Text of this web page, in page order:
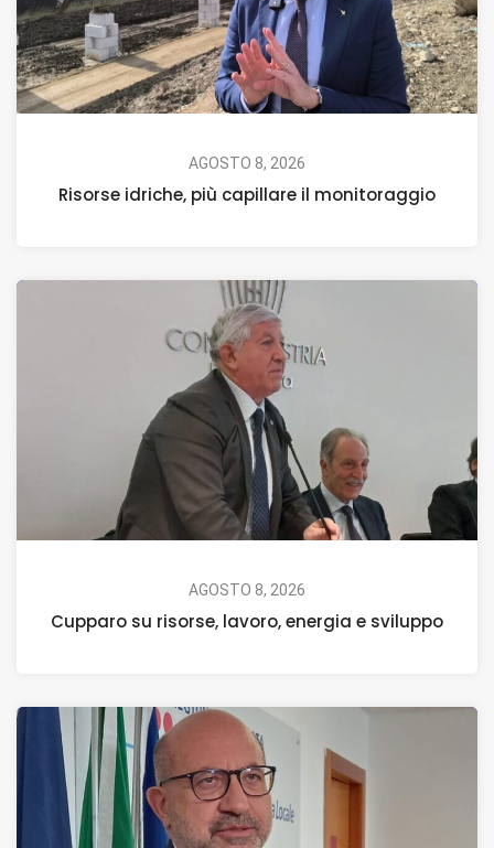
AGOSTO 8, 2026
Risorse idriche, più capillare il monitoraggio
AGOSTO 8, 2026
Cupparo su risorse, lavoro, energia e sviluppo